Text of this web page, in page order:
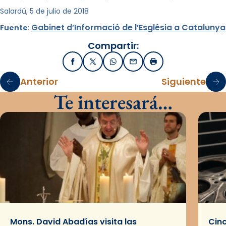
Salardú, 5 de julio de 2018
Fuente: Gabinet d’Informació de l’Església a Catalunya
Compartir:
FacebookX / TwitterWhatsApp
EmailImprimir
Anterior Siguiente
Te interesará…
Mons. David Abadías visita las